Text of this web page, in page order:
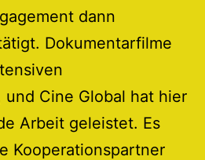
dann
Dokumentarfilme
Cine Global hat hier
Arbeit geleistet. Es
Kooperationspartner